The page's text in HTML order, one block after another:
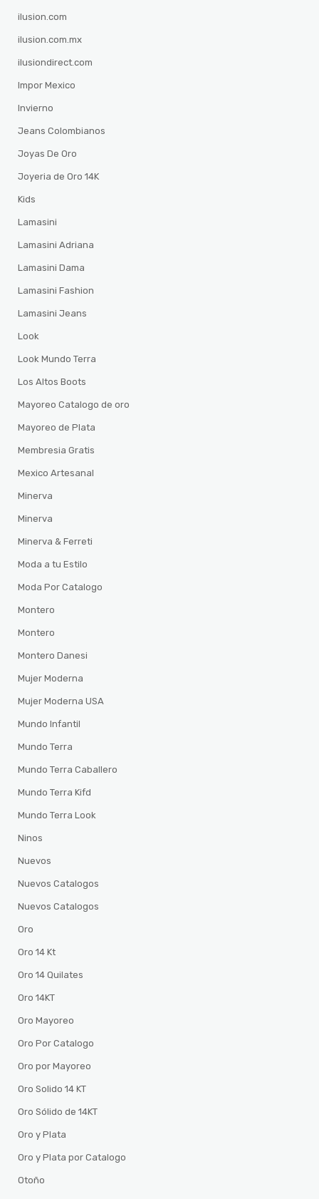
ilusion.com
ilusion.com.mx
ilusiondirect.com
Impor Mexico
Invierno
Jeans Colombianos
Joyas De Oro
Joyeria de Oro 14K
Kids
Lamasini
Lamasini Adriana
Lamasini Dama
Lamasini Fashion
Lamasini Jeans
Look
Look Mundo Terra
Los Altos Boots
Mayoreo Catalogo de oro
Mayoreo de Plata
Membresia Gratis
Mexico Artesanal
Minerva
Minerva
Minerva & Ferreti
Moda a tu Estilo
Moda Por Catalogo
Montero
Montero
Montero Danesi
Mujer Moderna
Mujer Moderna USA
Mundo Infantil
Mundo Terra
Mundo Terra Caballero
Mundo Terra Kifd
Mundo Terra Look
Ninos
Nuevos
Nuevos Catalogos
Nuevos Catalogos
Oro
Oro 14 Kt
Oro 14 Quilates
Oro 14KT
Oro Mayoreo
Oro Por Catalogo
Oro por Mayoreo
Oro Solido 14 KT
Oro Sólido de 14KT
Oro y Plata
Oro y Plata por Catalogo
Otoño